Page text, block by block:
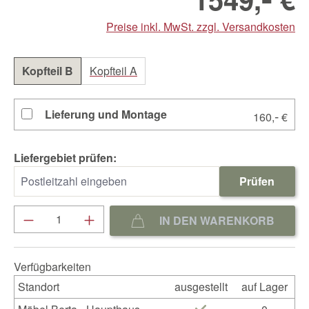
Preise inkl. MwSt. zzgl. Versandkosten
Kopfteil B Kopfteil A
Lieferung und Montage 160,-€
Liefergebiet prüfen:
Prüfen
Produkt Anzahl: Gib denIN DEN WARENKORB
Verfügbarkeiten
Standort
ausgestellt
auf Lager